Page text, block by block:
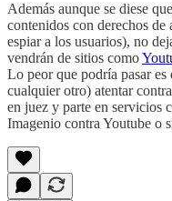
Además aunque se diese
contenidos con derechos de
espiar a los usuarios), no
vendrán de sitios como
Lo peor que podría pasar es
cualquier otro) atentar
en juez y parte en servicios
Imagenio contra Youtube o